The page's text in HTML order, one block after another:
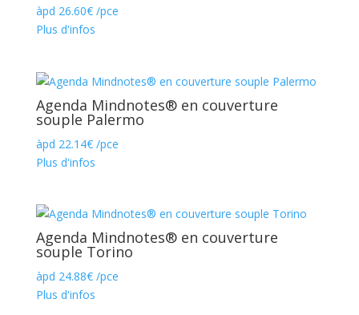
àpd 26.60€/pce
Plus d'infos
Agenda Mindnotes® en couverture
souple Palermo
àpd 22.14€/pce
Plus d'infos
Agenda Mindnotes® en couverture
souple Torino
àpd 24.88€/pce
Plus d'infos